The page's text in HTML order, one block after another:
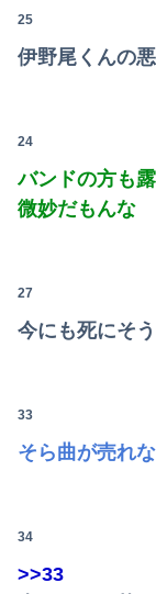
Powered by
25
伊野尾くんの
24
バンドの方も
微妙だもんな
27
今にも死にそ
33
そら曲が売れ
34
>>33